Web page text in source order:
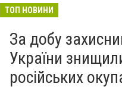
ТОП НОВИНИ
За добу
України
російських